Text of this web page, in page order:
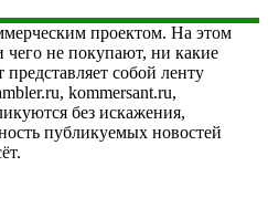
проектом. На этом
чего не покупают, ни какие
собой ленту
kommersant.ru,
без искажения,
публикуемых новостей